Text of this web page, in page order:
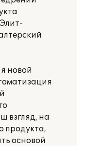
новой
взгляд, на
продукта,
основой